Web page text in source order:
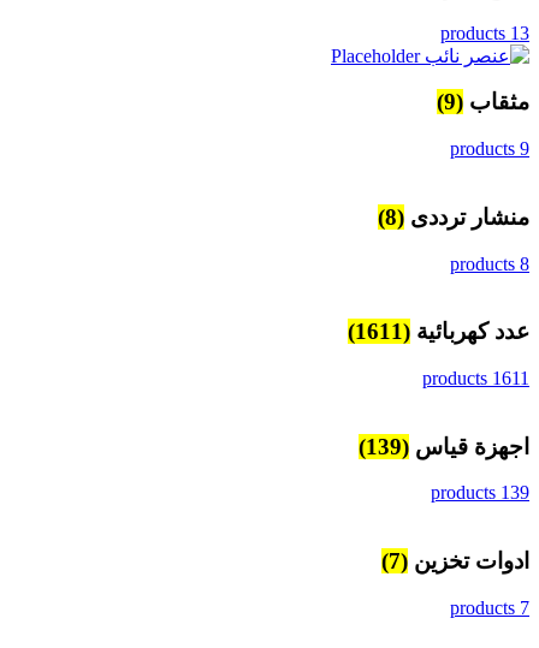
13 products
مثقاب (9)
9 products
منشار ترددى (8)
8 products
عدد كهربائية (1611)
1611 products
اجهزة قياس (139)
139 products
ادوات تخزين (7)
7 products